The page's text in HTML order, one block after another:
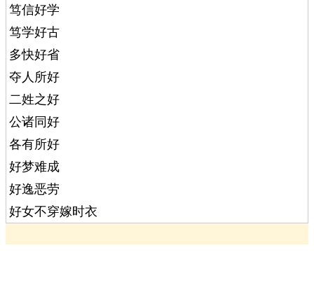
笃信好学
笃学好古
多快好省
夺人所好
二姓之好
公诸同好
各有所好
好梦难成
好逸恶劳
好女不穿嫁时衣